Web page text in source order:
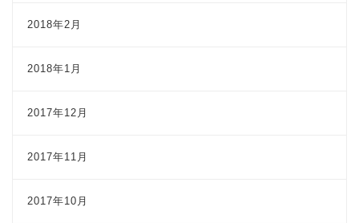
2018年2月
2018年1月
2017年12月
2017年11月
2017年10月